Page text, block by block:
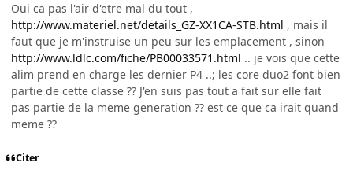
Oui ca pas l'air d'etre mal du tout ,
http://www.materiel.net/details_GZ-XX1CA-STB.html , mais il
faut que je m'instruise un peu sur les emplacement , sinon
http://www.ldlc.com/fiche/PB00033571.html .. je vois que cette
alim prend en charge les dernier P4 ..; les core duo2 font bien
partie de cette classe ?? J'en suis pas tout a fait sur elle fait
pas partie de la meme generation ?? est ce que ca irait quand
meme ??
Citer